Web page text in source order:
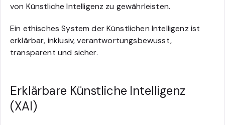
von Künstliche Intelligenz zu gewährleisten.
Ein ethisches System der Künstlichen Intelligenz ist
erklärbar, inklusiv, verantwortungsbewusst,
transparent und sicher.
Erklärbare Künstliche Intelligenz
(XAI)